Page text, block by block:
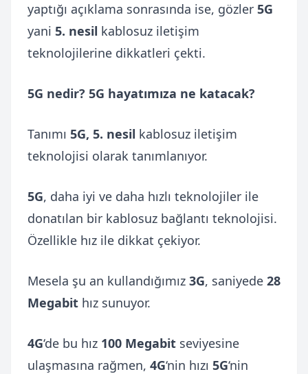
yaptığı açıklama sonrasında ise, gözler 5G
yani 5. nesil kablosuz iletişim
teknolojilerine dikkatleri çekti.
5G nedir? 5G hayatımıza ne katacak?
Tanımı 5G, 5. nesil kablosuz iletişim
teknolojisi olarak tanımlanıyor.
5G, daha iyi ve daha hızlı teknolojiler ile
donatılan bir kablosuz bağlantı teknolojisi.
Özellikle hız ile dikkat çekiyor.
Mesela şu an kullandığımız 3G, saniyede 28
Megabit hız sunuyor.
4G‘de bu hız 100 Megabit seviyesine
ulaşmasına rağmen, 4G‘nin hızı 5G‘nin